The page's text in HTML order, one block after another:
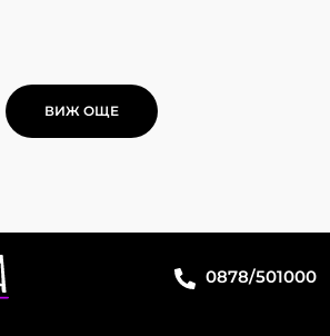
ВИЖ ОЩЕ
0878/501000